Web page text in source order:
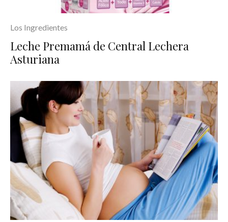
Los Ingredientes
Leche Premamá de Central Lechera
Asturiana